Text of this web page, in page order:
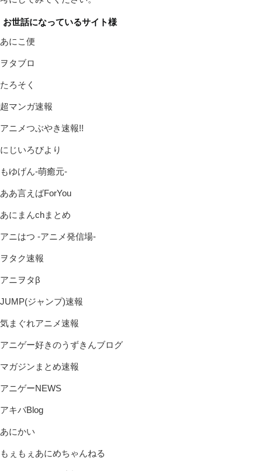
お世話になっているサイト様
あにこ便
ヲタブロ
たろそく
超マンガ速報
アニメつぶやき速報!!
にじいろびより
もゆげん-萌癒元-
ああ言えばForYou
あにまんchまとめ
アニはつ -アニメ発信場-
ヲタク速報
アニヲタβ
JUMP(ジャンプ)速報
気まぐれアニメ速報
アニゲー好きのうずきんブログ
マガジンまとめ速報
アニゲーNEWS
アキバBlog
あにかい
もぇもぇあにめちゃんねる